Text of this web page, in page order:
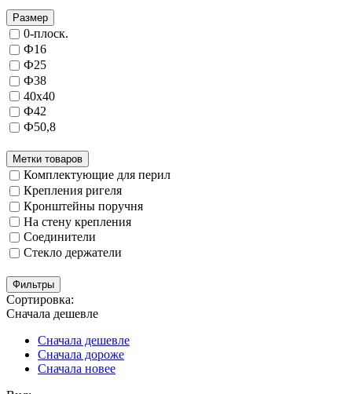
Размер
0-плоск.
Ф16
Ф25
Ф38
40х40
Ф42
Ф50,8
Метки товаров
Комплектующие для перил
Крепления ригеля
Кронштейны поручня
На стену крепления
Соединители
Стекло держатели
Фильтры
Сортировка:
Сначала дешевле
Сначала дешевле
Сначала дороже
Сначала новее